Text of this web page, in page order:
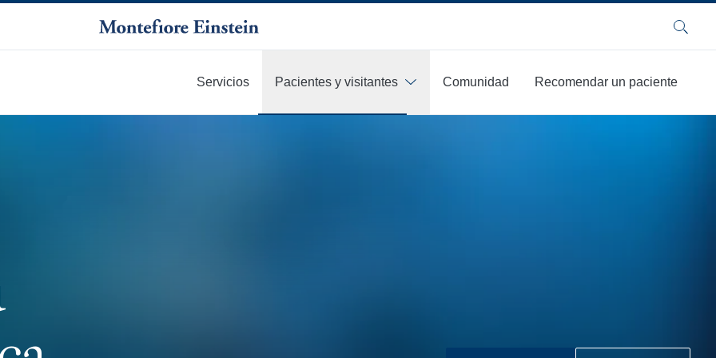
Buscar
Servicios Pacientes y visitantes Comunidad Recomendar un paciente